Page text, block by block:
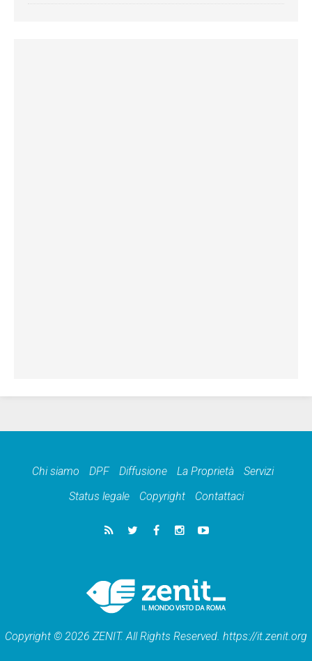
Chi siamo DPF Diffusione La Proprietà
Servizi
Status legale
Copyright Contattaci
Copyright © 2026 ZENIT. All Rights Reserved. https://it.zenit.org